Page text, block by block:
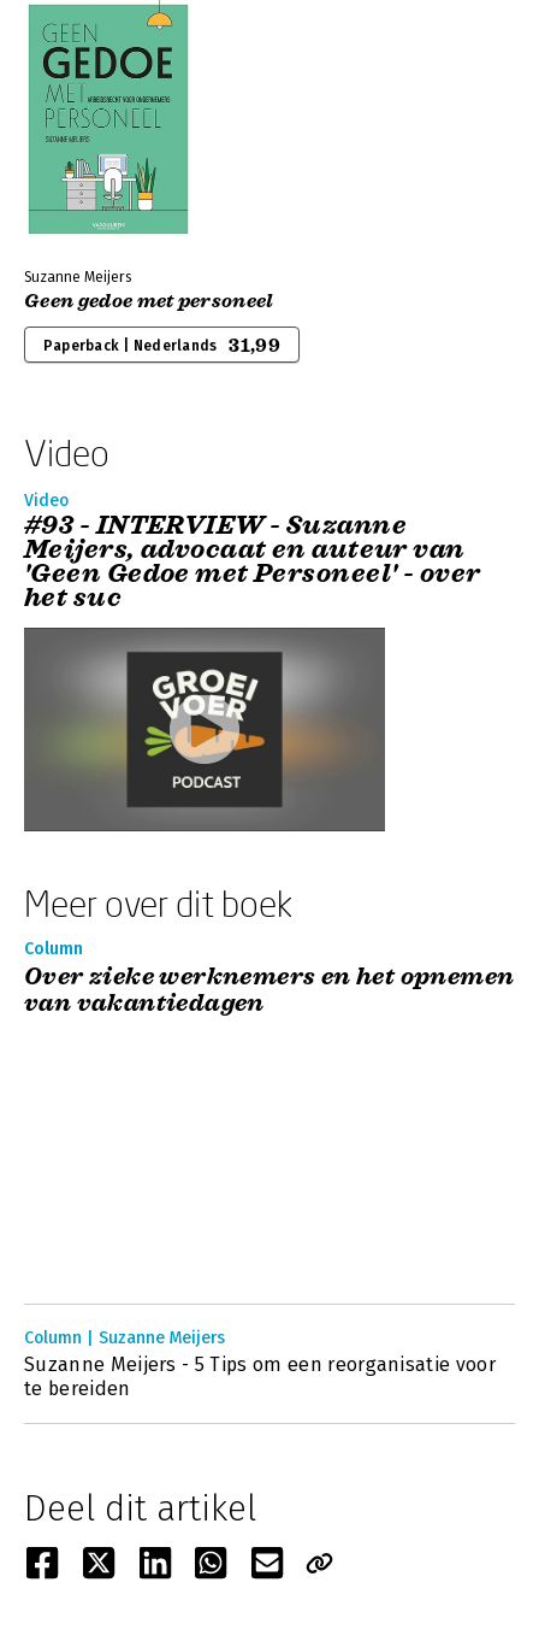
Suzanne Meijers
Geen gedoe met personeel
Paperback | Nederlands 31,99
Video
Video
#93 - INTERVIEW - Suzanne
Meijers, advocaat en auteur van
'Geen Gedoe met Personeel' - over
het suc
Meer over dit boek
Column
Over zieke werknemers en het opnemen
van vakantiedagen
Column | Suzanne Meijers
Suzanne Meijers - 5 Tips om een reorganisatie voor
te bereiden
Deel dit artikel